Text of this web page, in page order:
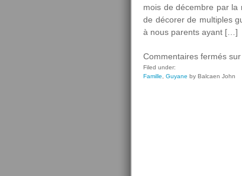
mois de décembre par
de décorer de multiples
à nous parents ayant […]
Commentaires fermés
Filed under:
Famille
Guyane by Balcaen John